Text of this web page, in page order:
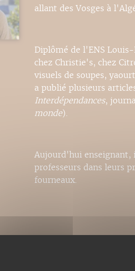
allant des Vosges à
Diplômé de l'ENS
chez Christie's, chez
visuels de soupes,
a publié plusieurs
Interdépendances,
monde).
Aujourd'hui enseignant,
professeurs dans leurs
fourneaux.